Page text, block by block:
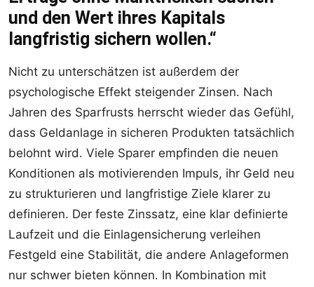
und den Wert ihres Kapitals
langfristig sichern wollen.“
Nicht zu unterschätzen ist außerdem der
psychologische Effekt steigender Zinsen. Nach
Jahren des Sparfrusts herrscht wieder das Gefühl,
dass Geldanlage in sicheren Produkten tatsächlich
belohnt wird. Viele Sparer empfinden die neuen
Konditionen als motivierenden Impuls, ihr Geld neu
zu strukturieren und langfristige Ziele klarer zu
definieren. Der feste Zinssatz, eine klar definierte
Laufzeit und die Einlagensicherung verleihen
Festgeld eine Stabilität, die andere Anlageformen
nur schwer bieten können. In Kombination mit